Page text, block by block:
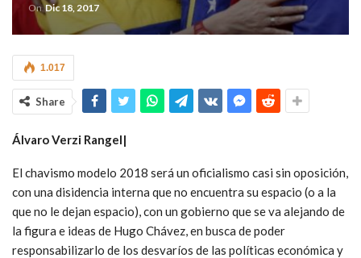
On Dic 18, 2017
1.017
Share
Álvaro Verzi Rangel|
El chavismo modelo 2018 será un oficialismo casi sin oposición,
con una disidencia interna que no encuentra su espacio (o a la
que no le dejan espacio), con un gobierno que se va alejando de
la figura e ideas de Hugo Chávez, en busca de poder
responsabilizarlo de los desvaríos de las políticas económica y